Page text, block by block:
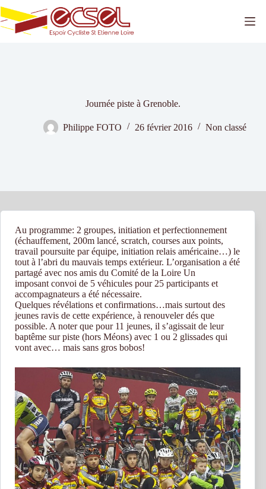
Passer
au
contenu
Journée piste à Grenoble.
Philippe FOTO 26 février 2016 Non classé
Au programme: 2 groupes, initiation et perfectionnement
(échauffement, 200m lancé, scratch, courses aux points,
travail poursuite par équipe, initiation relais américaine…) le
tout à l’abri du mauvais temps extérieur. L’organisation a été
partagé avec nos amis du Comité de la Loire Un
imposant convoi de 5 véhicules pour 25 participants et
accompagnateurs a été nécessaire.
Quelques révélations et confirmations…mais surtout des
jeunes ravis de cette expérience, à renouveler dés que
possible. A noter que pour 11 jeunes, il s’agissait de leur
baptême sur piste (hors Méons) avec 1 ou 2 glissades qui
vont avec… mais sans gros bobos!